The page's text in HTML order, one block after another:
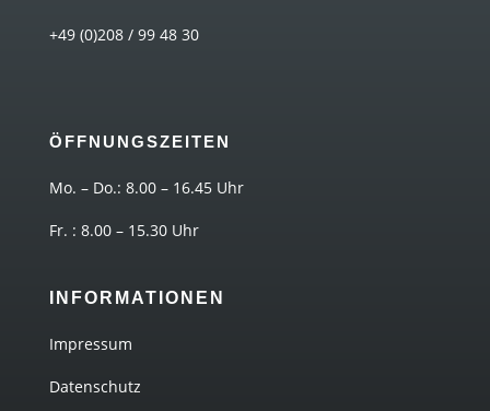
+49 (0)208 / 99 48 30
ÖFFNUNGSZEITEN
Mo. – Do.: 8.00 – 16.45 Uhr
Fr. : 8.00 – 15.30 Uhr
INFORMATIONEN
Impressum
Datenschutz